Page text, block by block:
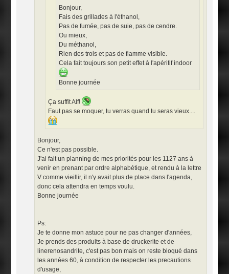
Bonjour,
Fais des grillades à l'éthanol,
Pas de fumée, pas de suie, pas de cendre.
Ou mieux,
Du méthanol,
Rien des trois et pas de flamme visible.
Cela fait toujours son petit effet à l'apéritif indoor
Bonne journée
Ça suffit Alf!
Faut pas se moquer, tu verras quand tu seras vieux....
Bonjour,
Ce n'est pas possible.
J'ai fait un planning de mes priorités pour les 1127 ans à
venir en prenant par ordre alphabétique, et rendu à la lettre
V comme vieillir, il n'y avait plus de place dans l'agenda,
donc cela attendra en temps voulu.
Bonne journée
Ps:
Je te donne mon astuce pour ne pas changer d'années,
Je prends des produits à base de druckerite et de
linerenosandrite, c'est pas bon mais on reste bloqué dans
les années 60, à condition de respecter les precautions
d'usage,